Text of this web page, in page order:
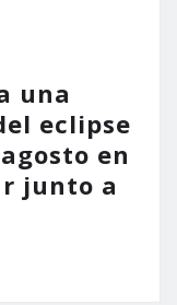
una
eclipse
en
junto a